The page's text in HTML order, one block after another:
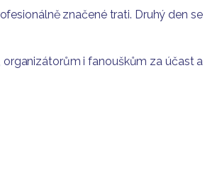
značené trati. Druhý den se
i fanouškům za účast a